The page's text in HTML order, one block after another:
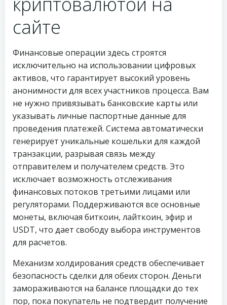
сайте
Финансовые операции здесь строятся
исключительно на использовании цифровых
активов, что гарантирует высокий уровень
анонимности для всех участников процесса. Вам
не нужно привязывать банковские карты или
указывать личные паспортные данные для
проведения платежей. Система автоматически
генерирует уникальные кошельки для каждой
транзакции, разрывая связь между
отправителем и получателем средств. Это
исключает возможность отслеживания
финансовых потоков третьими лицами или
регуляторами. Поддерживаются все основные
монеты, включая биткоин, лайткоин, эфир и
USDT, что дает свободу выбора инструментов
для расчетов.
Механизм холдирования средств обеспечивает
безопасность сделки для обеих сторон. Деньги
замораживаются на балансе площадки до тех
пор, пока покупатель не подтвердит получение